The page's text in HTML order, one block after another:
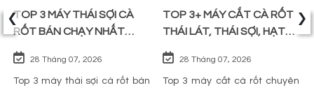
TOP 3 MÁY THÁI SỢI CÀ
RỐT BÁN CHẠY NHẤT
TRÊN THỊ TRƯỜNG
28 Tháng 07, 2026
Top 3 máy thái sợi cà rốt bán
TOP 3+ MÁY CẮT CÀ RỐT
THÁI LÁT, THÁI SỢI, HẠT
LỰU
28 Tháng 07, 2026
Top 3 máy cắt cà rốt chuyên
‹ ›